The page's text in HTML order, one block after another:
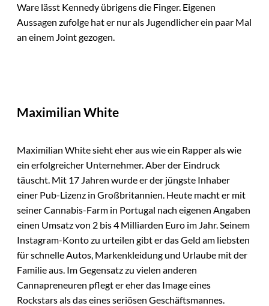
Ware lässt Kennedy übrigens die Finger. Eigenen
Aussagen zufolge hat er nur als Jugendlicher ein paar Mal
an einem Joint gezogen.
Maximilian White
Maximilian White sieht eher aus wie ein Rapper als wie
ein erfolgreicher Unternehmer. Aber der Eindruck
täuscht. Mit 17 Jahren wurde er der jüngste Inhaber
einer Pub-Lizenz in Großbritannien. Heute macht er mit
seiner Cannabis-Farm in Portugal nach eigenen Angaben
einen Umsatz von 2 bis 4 Milliarden Euro im Jahr. Seinem
Instagram-Konto zu urteilen gibt er das Geld am liebsten
für schnelle Autos, Markenkleidung und Urlaube mit der
Familie aus. Im Gegensatz zu vielen anderen
Cannapreneuren pflegt er eher das Image eines
Rockstars als das eines seriösen Geschäftsmannes.